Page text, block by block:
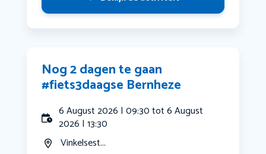
Nog 2 dagen te gaan
#fiets3daagse Bernheze
6 August 2026 | 09:30 tot 6 August
2026 | 13:30
Vinkelsest...